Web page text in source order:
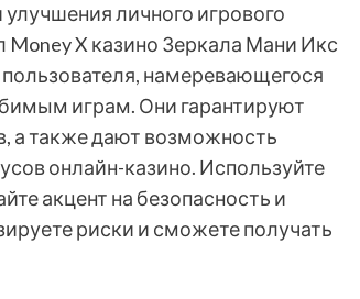
личного игрового
X казино Зеркала Мани Икс
намеревающегося
играм. Они гарантируют
а также дают возможность
онлайн-казино. Используйте
акцент на безопасность и
риски и сможете получать